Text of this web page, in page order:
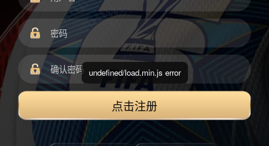
点击注册
undefined/load.min.js error